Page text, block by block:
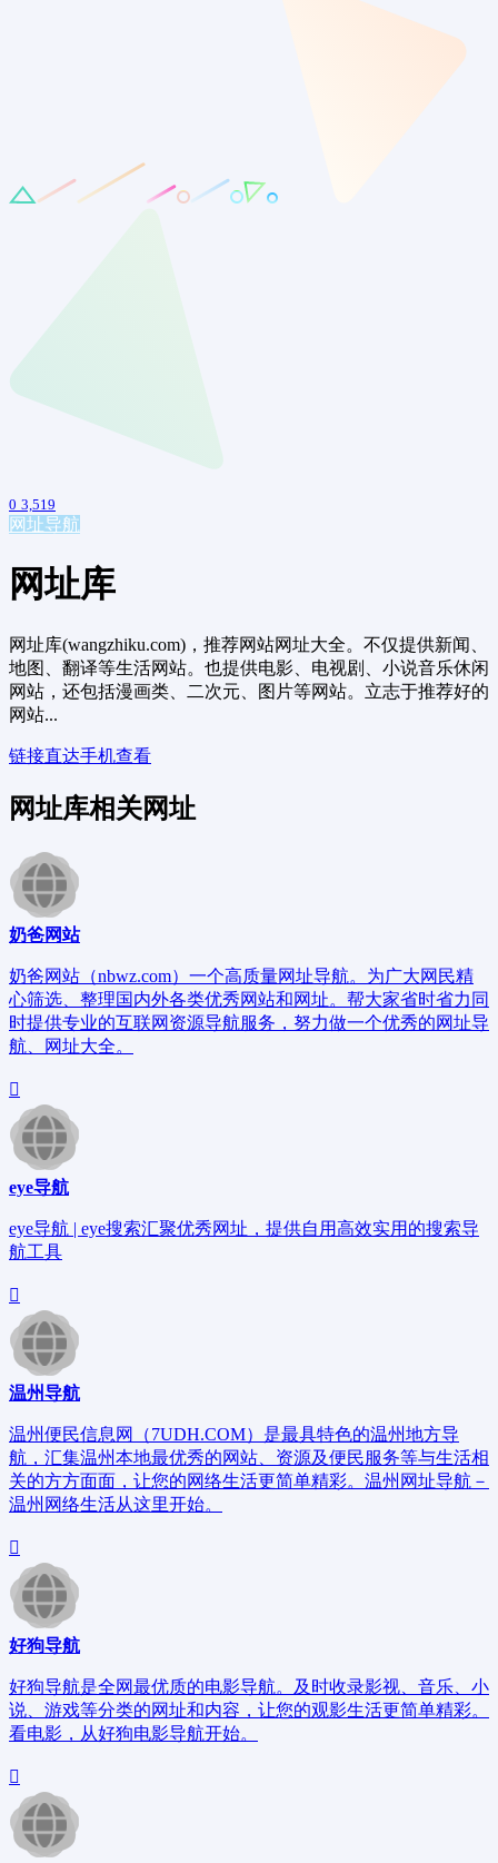
0 3,519
网址导航
网址库
网址库(wangzhiku.com)，推荐网站网址大全。不仅提供新闻、
地图、翻译等生活网站。也提供电影、电视剧、小说音乐休闲
网站，还包括漫画类、二次元、图片等网站。立志于推荐好的
网站...
链接直达手机查看
网址库相关网址
奶爸网站
奶爸网站（nbwz.com）一个高质量网址导航。为广大网民精
心筛选、整理国内外各类优秀网站和网址。帮大家省时省力同
时提供专业的互联网资源导航服务，努力做一个优秀的网址导
航、网址大全。
eye导航
eye导航 | eye搜索汇聚优秀网址，提供自用高效实用的搜索导
航工具
温州导航
温州便民信息网（7UDH.COM）是最具特色的温州地方导
航，汇集温州本地最优秀的网站、资源及便民服务等与生活相
关的方方面面，让您的网络生活更简单精彩。温州网址导航－
温州网络生活从这里开始。
好狗导航
好狗导航是全网最优质的电影导航。及时收录影视、音乐、小
说、游戏等分类的网址和内容，让您的观影生活更简单精彩。
看电影，从好狗电影导航开始。